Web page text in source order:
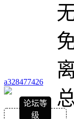
a328477426
论坛等
级